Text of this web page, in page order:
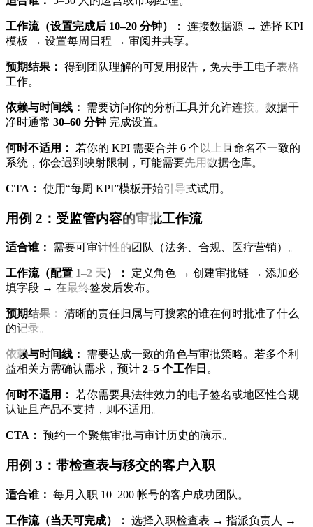
工作流（设置完成后 10–20 分钟）： 连接数据源 → 选择 KPI
模板 → 设置每周日程 → 审阅并共享。
预期结果： 得到团队理解的可复用报告，免去手工电子表格
工作。
依赖与时间线：
需要访问你的分析工具并允许连接。数据干
净时通常 30–60 分钟 完成设置。
何时不适用：
若你的 KPI 需要合并 6 个以上且命名不一致的
系统，你会遇到映射限制，可能需要先用数据仓库。
CTA： 使用“每周 KPI”模板开始引导式试用。
用例 2：受监管内容的审批工作流
适合谁： 需要可审计性的团队（法务、合规、医疗营销）。
工作流（配置 1–2 天）：
定义角色 → 创建审批链 → 添加必
填字段 → 在最终签发后发布。
预期结果： 清晰的责任归属与可搜索的谁在何时批准了什么
的记录。
依赖与时间线：
需要达成一致的角色与审批策略。若多个利
益相关方需确认需求，预计 2–5 个工作日 。
何时不适用：
若你需要具法律效力的电子签名或地区性合规
认证且产品不支持，则不适用。
CTA： 预约一个聚焦审批与审计历史的演示。
用例 3：带检查表与移交的客户入职
适合谁： 每月入职 10–200 帐号的客户成功团队。
工作流（当天可完成）： 选择入职检查表 → 指派负责人 →